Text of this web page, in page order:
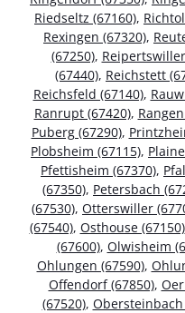
Riedseltz (67160),
Rexingen (67320),
(67250),
(67440), Reichstett
Reichsfeld (67140),
Ranrupt (67420),
Puberg (67290),
Plobsheim (67115),
Pfettisheim (67370),
(67350), Petersbach
(67530), Otterswiller
(67540), Osthouse (67150)
(67600), Olwisheim
Ohlungen (67590),
Offendorf (67850),
(67520), Obersteinbach